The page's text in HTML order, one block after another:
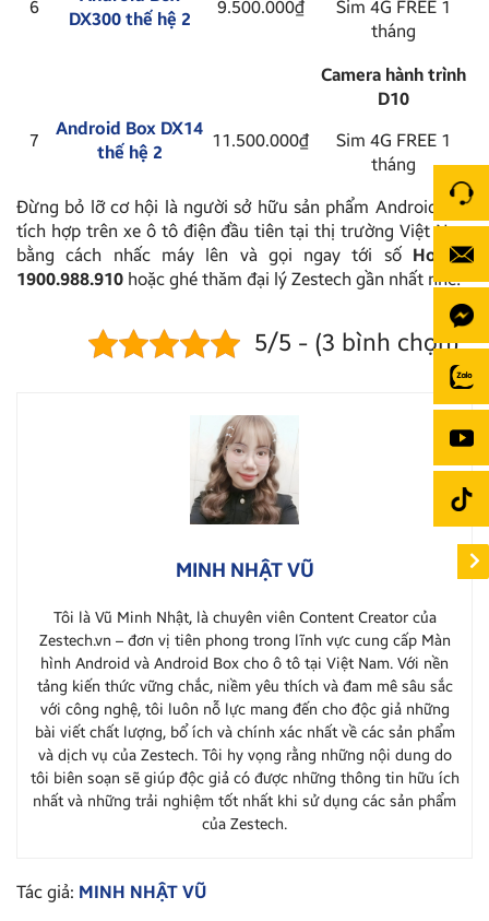
6
DX300 thế hệ 2
9.500.000₫
Sim 4G FREE 1
tháng
7
Android Box DX14
thế hệ 2
11.500.000₫
Camera hành trình
D10
Sim 4G FREE 1
tháng
Đừng bỏ lỡ cơ hội là người sở hữu sản phẩm Android Box
tích hợp trên xe ô tô điện đầu tiên tại thị trường Việt Nam
bằng cách nhấc máy lên và gọi ngay tới số Hotline
1900.988.910 hoặc ghé thăm đại lý Zestech gần nhất nhé!
5/5 - (3 bình chọn)
MINH NHẬT VŨ
Tôi là Vũ Minh Nhật, là chuyên viên Content Creator của
Zestech.vn – đơn vị tiên phong trong lĩnh vực cung cấp Màn
hình Android và Android Box cho ô tô tại Việt Nam. Với nền
tảng kiến thức vững chắc, niềm yêu thích và đam mê sâu sắc
với công nghệ, tôi luôn nỗ lực mang đến cho độc giả những
bài viết chất lượng, bổ ích và chính xác nhất về các sản phẩm
và dịch vụ của Zestech. Tôi hy vọng rằng những nội dung do
tôi biên soạn sẽ giúp độc giả có được những thông tin hữu ích
nhất và những trải nghiệm tốt nhất khi sử dụng các sản phẩm
của Zestech.
Tác giả: MINH NHẬT VŨ